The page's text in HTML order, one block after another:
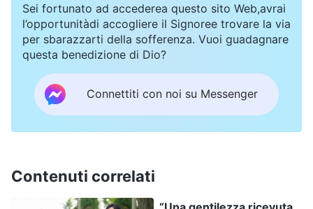
tempo e a volte ero così occupata da non avere
tempo per le devozioni spirituali. Ma non osavo
esprimere nessuna di queste lamentele ad alta
voce. Così mi consolavo rassegnatamente
dicendo: “È meglio essere generosa e
Sei fortunato ad accederea questo sito Web,avrai
l’opportunitàdi accogliere il Signoree trovare la via
per sbarazzarti della sofferenza. Vuoi guadagnare
questa benedizione di Dio?
Connettiti con noi su Messenger
Contenuti correlati